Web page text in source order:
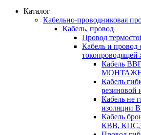
Каталог
Кабельно-проводниковая
Кабель, провод
Провод
Кабель и провод
токопроводящей
Кабель
Кабель
Кабель не
изоляции
Кабель
КВВ,